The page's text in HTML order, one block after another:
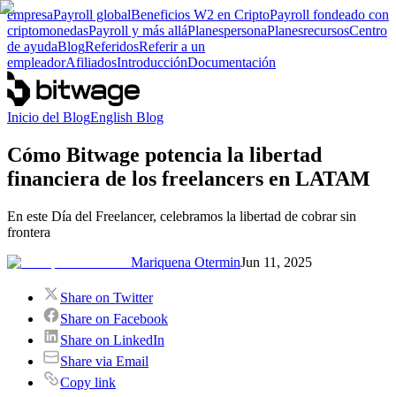
empresaPayroll globalBeneficios W2 en CriptoPayroll fondeado con
criptomonedasPayroll y más alláPlanespersonaPlanesrecursosCentro
de ayudaBlogReferidosReferir a un
empleadorAfiliadosIntroducciónDocumentación
Inicio del BlogEnglish Blog
Cómo Bitwage potencia la libertad
financiera de los freelancers en LATAM
En este Día del Freelancer, celebramos la libertad de cobrar sin
frontera
Mariquena OterminJun 11, 2025
Share on Twitter
Share on Facebook
Share on LinkedIn
Share via Email
Copy link